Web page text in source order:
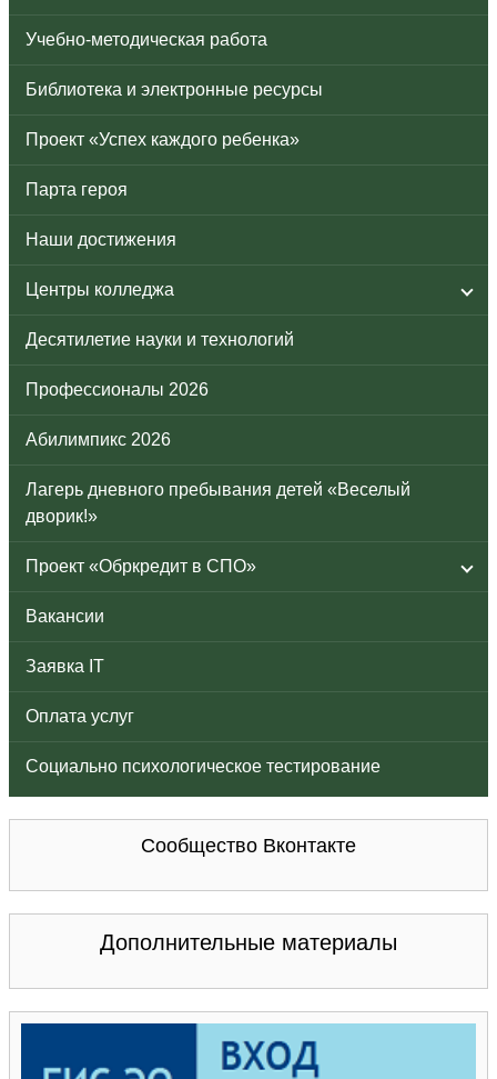
Учебно-методическая работа
Библиотека и электронные ресурсы
Проект «Успех каждого ребенка»
Парта героя
Наши достижения
Центры колледжа
Десятилетие науки и технологий
Профессионалы 2026
Абилимпикс 2026
Лагерь дневного пребывания детей «Веселый
дворик!»
Проект «Обркредит в СПО»
Вакансии
Заявка IT
Оплата услуг
Социально психологическое тестирование
Сообщество Вконтакте
Дополнительные материалы